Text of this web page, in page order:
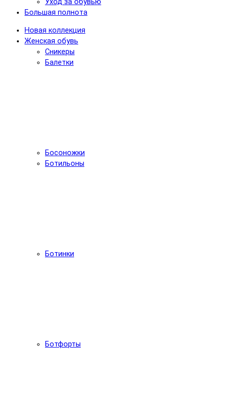
Большая полнота
Новая коллекция
Женская обувь
Сникеры
Балетки
Босоножки
Ботильоны
Ботинки
Ботфорты